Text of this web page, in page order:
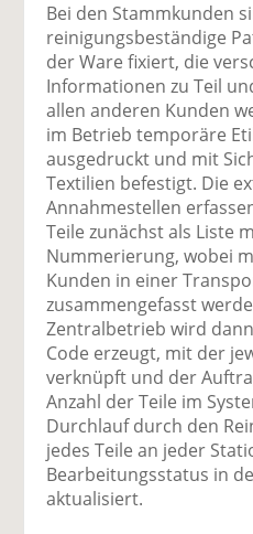
Bei den Stammkunden
reinigungsbeständige
der Ware fixiert, die
Informationen zu Teil
allen anderen Kunden
im Betrieb temporäre
ausgedruckt und mit
Textilien befestigt. Die
Annahmestellen
Teile zunächst als Liste
Nummerierung, wobei
Kunden in einer
zusammengefasst
Zentralbetrieb wird
Code erzeugt, mit der
verknüpft und der
Anzahl der Teile im
Durchlauf durch den
jedes Teile an jeder
Bearbeitungsstatus in
aktualisiert.